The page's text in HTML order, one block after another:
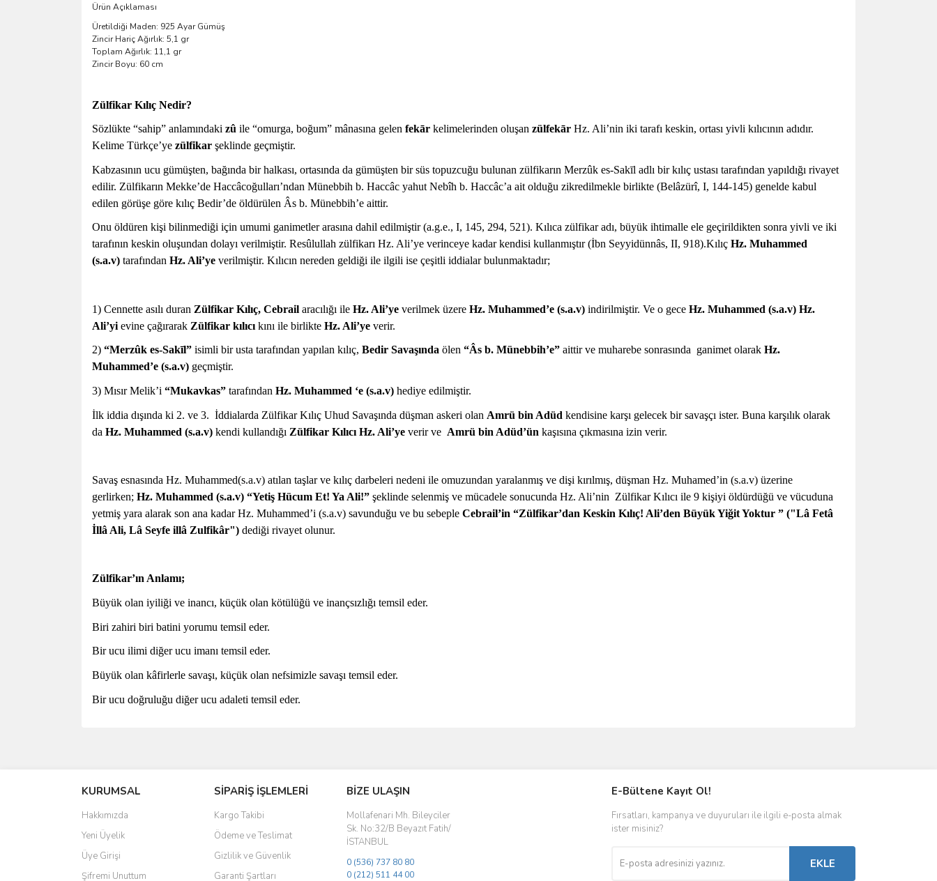
Ürün Açıklaması
Üretildiği Maden: 925 Ayar Gümüş
Zincir Hariç Ağırlık: 5,1 gr
Toplam Ağırlık: 11,1 gr
Zincir Boyu: 60 cm
Zülfikar Kılıç Nedir?
Sözlükte “sahip” anlamındaki zû ile “omurga, boğum” mânasına gelen fekār kelimelerinden oluşan zülfekār Hz. Ali’nin iki tarafı keskin, ortası yivli kılıcının adıdır.
Kelime Türkçe’ye zülfikar şeklinde geçmiştir.
Kabzasının ucu gümüşten, bağında bir halkası, ortasında da gümüşten bir süs topuzcuğu bulunan zülfikarın Merzûk es-Sakīl adlı bir kılıç ustası tarafından yapıldığı rivayet
edilir. Zülfikarın Mekke’de Haccâcoğulları’ndan Münebbih b. Haccâc yahut Nebîh b. Haccâc’a ait olduğu zikredilmekle birlikte (Belâzürî, I, 144-145) genelde kabul
edilen görüşe göre kılıç Bedir’de öldürülen Âs b. Münebbih’e aittir.
Onu öldüren kişi bilinmediği için umumi ganimetler arasına dahil edilmiştir (a.g.e., I, 145, 294, 521). Kılıca zülfikar adı, büyük ihtimalle ele geçirildikten sonra yivli ve iki
tarafının keskin oluşundan dolayı verilmiştir. Resûlullah zülfikarı Hz. Ali’ye verinceye kadar kendisi kullanmıştır (İbn Seyyidünnâs, II, 918).Kılıç Hz. Muhammed
(s.a.v) tarafından Hz. Ali’ye verilmiştir. Kılıcın nereden geldiği ile ilgili ise çeşitli iddialar bulunmaktadır;
1) Cennette asılı duran Zülfikar Kılıç, Cebrail aracılığı ile Hz. Ali’ye verilmek üzere Hz. Muhammed’e (s.a.v) indirilmiştir. Ve o gece Hz. Muhammed (s.a.v) Hz.
Ali’yi evine çağırarak Zülfikar kılıcı kını ile birlikte Hz. Ali’ye verir.
2) “Merzûk es-Sakīl” isimli bir usta tarafından yapılan kılıç, Bedir Savaşında ölen “Âs b. Münebbih’e” aittir ve muharebe sonrasında ganimet olarak Hz.
Muhammed’e (s.a.v) geçmiştir.
3) Mısır Melik’i “Mukavkas” tarafından Hz. Muhammed ‘e (s.a.v) hediye edilmiştir.
İlk iddia dışında ki 2. ve 3. İddialarda Zülfikar Kılıç Uhud Savaşında düşman askeri olan Amrü bin Adüd kendisine karşı gelecek bir savaşçı ister. Buna karşılık olarak
da Hz. Muhammed (s.a.v) kendi kullandığı Zülfikar Kılıcı Hz. Ali’ye verir ve Amrü bin Adüd’ün kaşısına çıkmasına izin verir.
Savaş esnasında Hz. Muhammed(s.a.v) atılan taşlar ve kılıç darbeleri nedeni ile omuzundan yaralanmış ve dişi kırılmış, düşman Hz. Muhamed’in (s.a.v) üzerine
gerlirken; Hz. Muhammed (s.a.v) “Yetiş Hücum Et! Ya Ali!” şeklinde selenmiş ve mücadele sonucunda Hz. Ali’nin Zülfikar Kılıcı ile 9 kişiyi öldürdüğü ve vücuduna
yetmiş yara alarak son ana kadar Hz. Muhammed’i (s.a.v) savunduğu ve bu sebeple Cebrail’in “Zülfikar’dan Keskin Kılıç! Ali’den Büyük Yiğit Yoktur ” ("Lâ Fetâ
İllâ Ali, Lâ Seyfe illâ Zulfikâr") dediği rivayet olunur.
Zülfikar’ın Anlamı;
Büyük olan iyiliği ve inancı, küçük olan kötülüğü ve inançsızlığı temsil eder.
Biri zahiri biri batini yorumu temsil eder.
Bir ucu ilimi diğer ucu imanı temsil eder.
Büyük olan kâfirlerle savaşı, küçük olan nefsimizle savaşı temsil eder.
Bir ucu doğruluğu diğer ucu adaleti temsil eder.
Ürün resmi kalitesiz, bozuk veya görüntülenemiyor.
Ürün açıklamasında eksik bilgiler bulunuyor.
Ürün bilgilerinde hatalar bulunuyor.
Ürün fiyatı diğer sitelerden daha pahalı.
Bu ürüne benzer farklı alternatifler olmalı.
KURUMSAL
Hakkımızda
Yeni Üyelik
Üye Girişi
Şifremi Unuttum
SİPARİŞ İŞLEMLERİ
Kargo Takibi
Ödeme ve Teslimat
Gizlilik ve Güvenlik
Garanti Şartları
BİZE ULAŞIN
Mollafenari Mh. Bileyciler
Sk. No:32/B Beyazıt Fatih/
İSTANBUL
0 (536) 737 80 80
0 (212) 511 44 00
E-Bültene Kayıt Ol!
Fırsatları, kampanya ve duyuruları ile ilgili e-posta almak
ister misiniz?
EKLE